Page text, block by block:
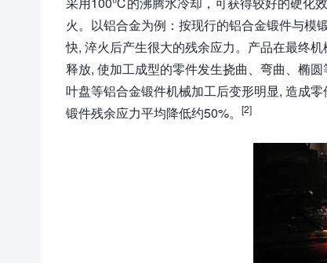
火。以铝合金为例：按现行的铝合金锻件与
快, 淬火后产生很大的残余应力。产品在最终
释放, 使加工成型的零件发生挠曲、弯曲、椭
叶盘等铝合金锻件机械加工后变形明显, 造成
锻件残余应力平均降低约50%。
[2]